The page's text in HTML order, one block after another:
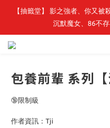
最新開賣🔥「全知
【抽籤堂】 影之強者、你又被
沉默魔女、86不
包養前輩 系列【
🔞限制級
作者資訊：Tji